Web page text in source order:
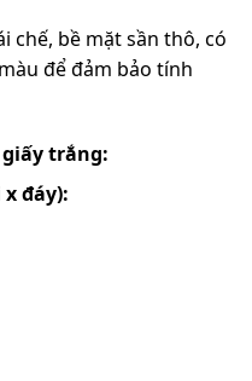
chế, bề mặt sần thô, có
để đảm bảo tính
trắng:
đáy):